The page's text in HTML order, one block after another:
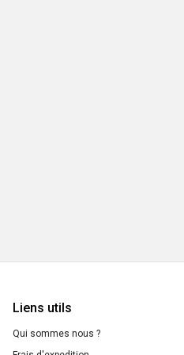
Liens utils
Qui sommes nous ?